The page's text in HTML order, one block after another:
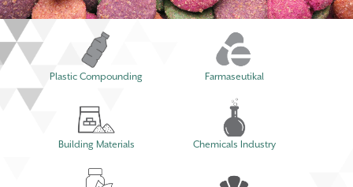
Plastic Compounding Farmaseutikal
Building Materials Chemicals Industry